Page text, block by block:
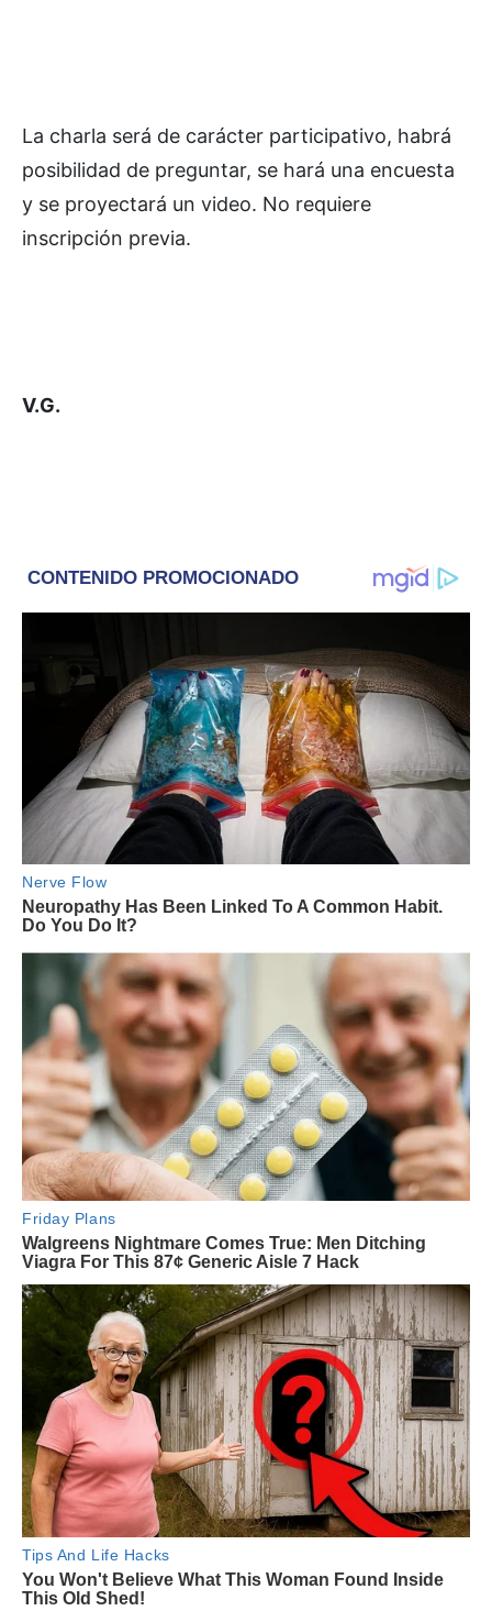
La charla será de carácter participativo, habrá
posibilidad de preguntar, se hará una encuesta
y se proyectará un video. No requiere
inscripción previa.
V.G.